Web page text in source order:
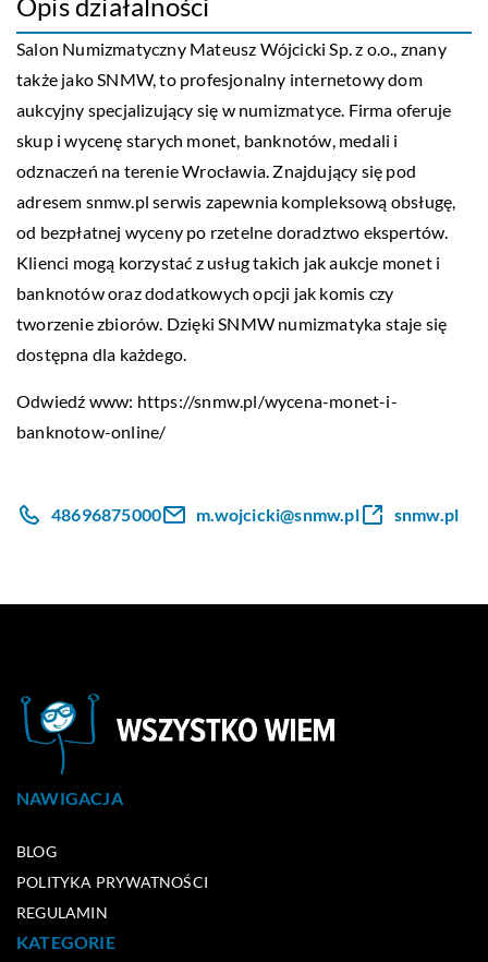
Salon Numizmatyczny Mateusz Wójcicki Sp. z o.o., znany
także jako SNMW, to profesjonalny internetowy dom
aukcyjny specjalizujący się w numizmatyce. Firma oferuje
skup i wycenę starych monet, banknotów, medali i
odznaczeń na terenie Wrocławia. Znajdujący się pod
adresem snmw.pl serwis zapewnia kompleksową obsługę,
od bezpłatnej wyceny po rzetelne doradztwo ekspertów.
Klienci mogą korzystać z usług takich jak aukcje monet i
banknotów oraz dodatkowych opcji jak komis czy
tworzenie zbiorów. Dzięki SNMW numizmatyka staje się
dostępna dla każdego.
Odwiedź www: https://snmw.pl/wycena-monet-i-
banknotow-online/
48696875000 m.wojcicki@snmw.pl snmw.pl
NAWIGACJA
BLOG
POLITYKA PRYWATNOŚCI
REGULAMIN
KATEGORIE